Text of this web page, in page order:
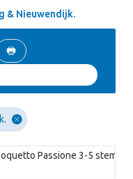
& Nieuwendijk.
Passione 3-5 stem